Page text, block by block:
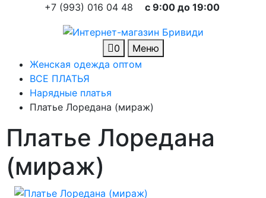
+7 (993) 016 04 48 c 9:00 до 19:00
0
Меню
Женская одежда оптом
ВСЕ ПЛАТЬЯ
Нарядные платья
Платье Лоредана (мираж)
Платье Лоредана
(мираж)